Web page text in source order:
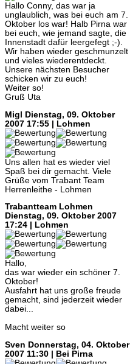
Hallo Conny, das war ja
unglaublich, was bei euch am 7.
Oktober los war! Halb Pirna war
bei euch, wie jemand sagte, die
Innenstadt dafür leergefegt ;-).
Wir haben wieder geschmunzelt
und vieles wiederentdeckt.
Unsere nächsten Besucher
schicken wir zu euch!
Weiter so!
Gruß Uta
Migl Dienstag, 09. Oktober
2007 17:55 | Lohmen
Uns allen hat es wieder viel
Spaß bei dir gemacht. Viele
Grüße vom Trabant Team
Herrenleithe - Lohmen
Trabantteam Lohmen
Dienstag, 09. Oktober 2007
17:24 | Lohmen
Hallo,
das war wieder ein schöner 7.
Oktober!
Ausfahrt hat uns große freude
gemacht, sind jederzeit wieder
dabei...
Macht weiter so
Sven Donnerstag, 04. Oktober
2007 11:30 | Bei Pirna